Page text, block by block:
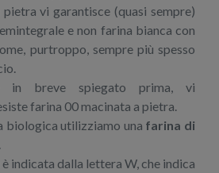
vi garantisce (quasi sempre)
e non farina bianca con
purtroppo, sempre più spesso
in breve spiegato prima, vi
farina 00 macinata a pietra.
biologica utilizziamo una farina di
indicata dalla lettera W, che indica